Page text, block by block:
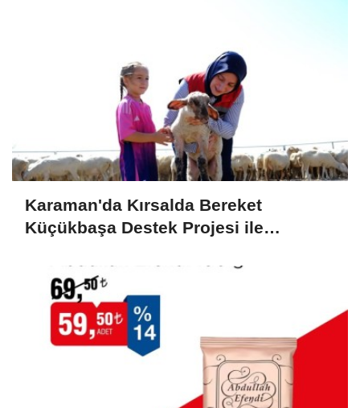
Karaman'da Kırsalda Bereket
Küçükbaşa Destek Projesi ile